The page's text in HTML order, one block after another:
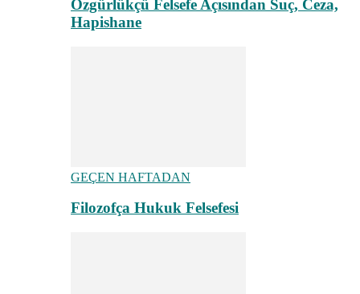
Özgürlükçü Felsefe Açısından Suç, Ceza,
Hapishane
GEÇEN HAFTADAN
Filozofça Hukuk Felsefesi